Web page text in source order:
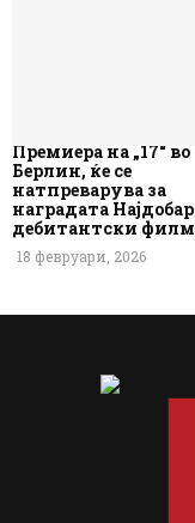
Премиера на „17“ во
Берлин, ќе се
натпреварува за
наградата Најдобар
дебитантски филм
18 февруари, 2026